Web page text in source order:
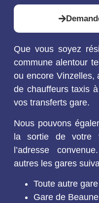
Que vous soyez
commune alentour
ou encore Vinzelles,
de chauffeurs taxis
vos transferts gare.
Nous pouvons
la sortie de votre
l’adresse
autres les gares
Toute autre
Gare de Beaune